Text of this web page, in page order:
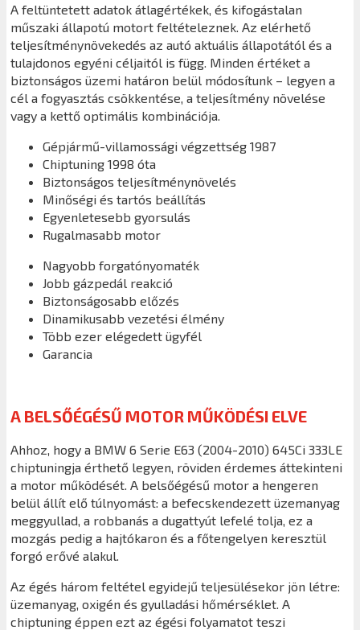
A feltüntetett adatok átlagértékek, és kifogástalan
műszaki állapotú motort feltételeznek. Az elérhető
teljesítménynövekedés az autó aktuális állapotától és a
tulajdonos egyéni céljaitól is függ. Minden értéket a
biztonságos üzemi határon belül módosítunk – legyen a
cél a fogyasztás csökkentése, a teljesítmény növelése
vagy a kettő optimális kombinációja.
Gépjármű-villamossági végzettség 1987
Chiptuning 1998 óta
Biztonságos teljesítménynövelés
Minőségi és tartós beállítás
Egyenletesebb gyorsulás
Rugalmasabb motor
Nagyobb forgatónyomaték
Jobb gázpedál reakció
Biztonságosabb előzés
Dinamikusabb vezetési élmény
Több ezer elégedett ügyfél
Garancia
A BELSŐÉGÉSŰ MOTOR MŰKÖDÉSI ELVE
Ahhoz, hogy a BMW 6 Serie E63 (2004-2010) 645Ci 333LE
chiptuningja érthető legyen, röviden érdemes áttekinteni
a motor működését. A belsőégésű motor a hengeren
belül állít elő túlnyomást: a befecskendezett üzemanyag
meggyullad, a robbanás a dugattyút lefelé tolja, ez a
mozgás pedig a hajtókaron és a főtengelyen keresztül
forgó erővé alakul.
Az égés három feltétel egyidejű teljesülésekor jön létre:
üzemanyag, oxigén és gyulladási hőmérséklet. A
chiptuning éppen ezt az égési folyamatot teszi